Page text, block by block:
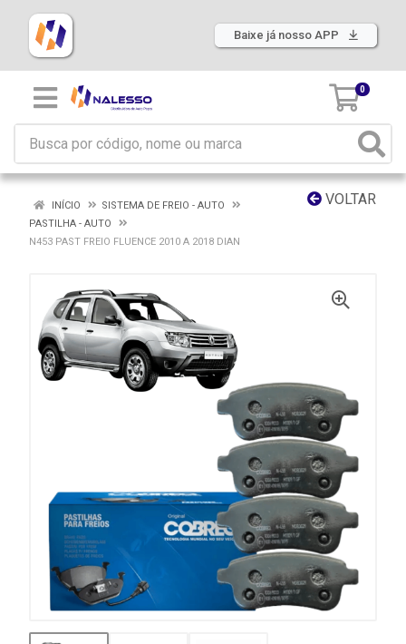
Baixe já nosso APP
0
VOLTAR
INÍCIO
SISTEMA DE FREIO - AUTO
PASTILHA - AUTO
N453 PAST FREIO FLUENCE 2010 A 2018 DIAN